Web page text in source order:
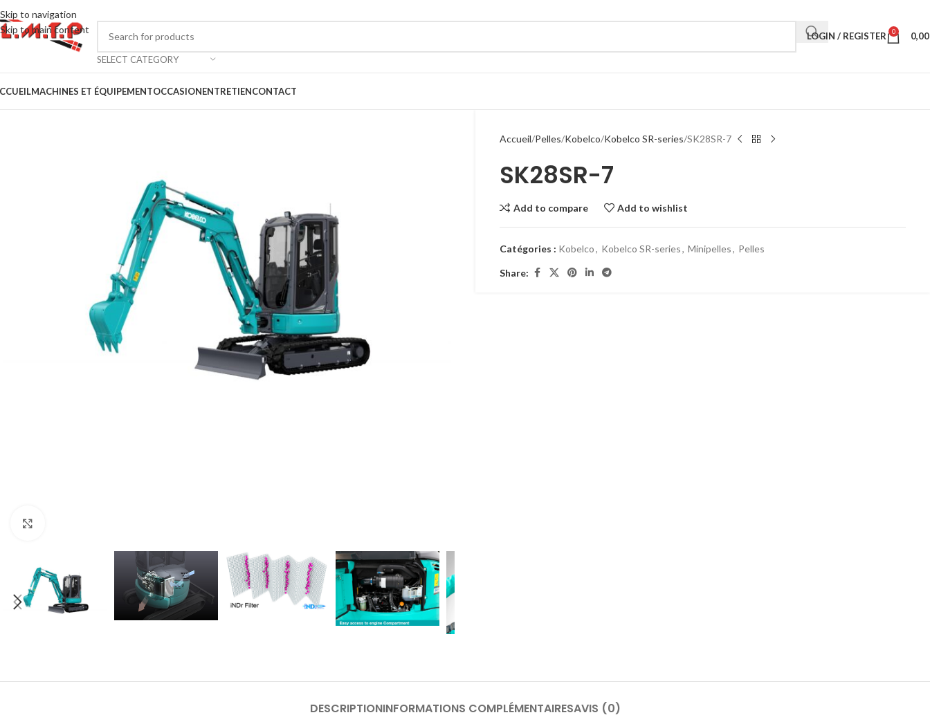
Skip to navigation
Skip to main content
SELECT CATEGORY
LOGIN / REGISTER 0
MACHINES ET ÉQUIPEMENTOCCASIONENTRETIENCONTACT
Accueil Pelles Kobelco Kobelco SR-series SK28SR-7
SK28SR-7
Add to compare Add to wishlist
Catégories : Kobelco, Kobelco SR-series, Minipelles, Pelles
Share:
DESCRIPTIONINFORMATIONS COMPLÉMENTAIRESAVIS (0)